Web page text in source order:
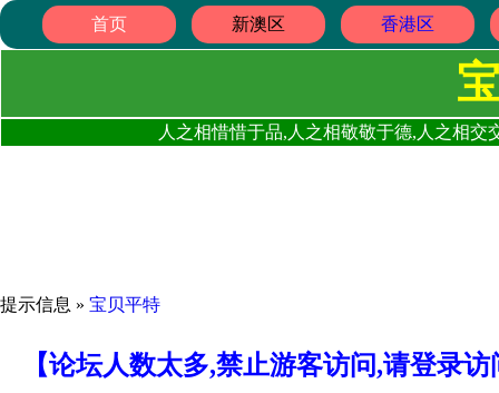
首页 新澳区 香港区
人之相惜惜于品,人之相敬敬于德,人之相
提示信息 » 宝贝平特
【论坛人数太多,禁止游客访问,请登录